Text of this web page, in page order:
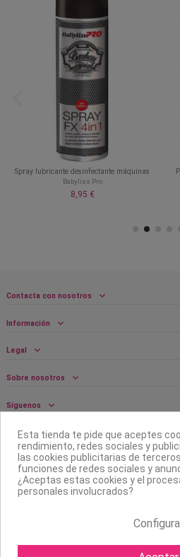
Spray lubricante desinfectante máquinas
Babyliss Pro
8,95 €
Contacta con nosotros
Información
Legal
Sobre nosotros
Síguenos
Boletín
Esta tienda te pide que aceptes
rendimiento, redes sociales y
las cookies publicitarias de
funciones de redes sociales y
¿Aceptas estas cookies y el
personales involucrados?